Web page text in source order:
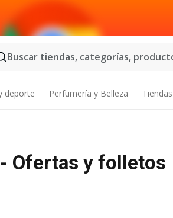
Buscar tiendas, categorías,
deporte Perfumería y Belleza
Ofertas y folletos